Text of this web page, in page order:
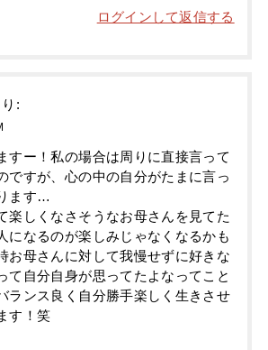
ログインして返信する
り:
すー！私の場合は周りに直接言って
ですが、心の中の自分がたまに言っ
ます…
楽しくなさそうなお母さんを見てた
になるのが楽しみじゃなくなるかも
お母さんに対して我慢せずに好きな
て自分自身が思ってたよなってこと
ランス良く自分勝手楽しく生きさせ
す！笑